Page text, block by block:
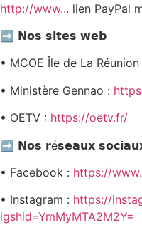
http://www... lien PayPal
➡️ 𝗡𝗼𝘀 𝘀𝗶𝘁𝗲𝘀 𝘄𝗲𝗯
• MCOE Île de La Réunion
• Ministère Gennao :
• OETV : https://oetv.fr/
➡️ 𝗡𝗼𝘀 𝗿é𝘀𝗲𝗮𝘂𝘅
• Facebook : https://
• Instagram : https://
igshid=YmMyMTA2M2Y=